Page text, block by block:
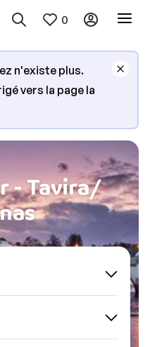
0
n'existe plus.
vers la page la
- Tavira/